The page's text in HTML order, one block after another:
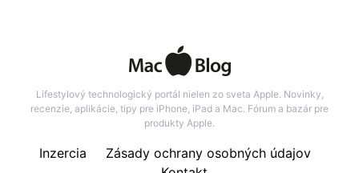
Lifestylový technologický portál nielen zo sveta Apple. Novinky,
recenzie, aplikácie, tipy pre iPhone, iPad a Mac. Fórum a bazár pre
produkty Apple.
Inzercia
Zásady ochrany osobných údajov